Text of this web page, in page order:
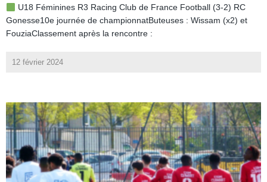
U18 Féminines R3 Racing Club de France Football (3-2) RC
Gonesse10e journée de championnatButeuses : Wissam (x2) et
FouziaClassement après la rencontre :
12 février 2024